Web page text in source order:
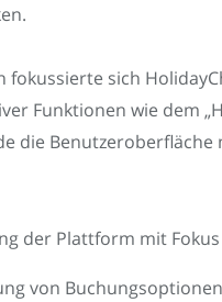
fokussierte sich
Funktionen wie dem
die
der Plattform mit
von